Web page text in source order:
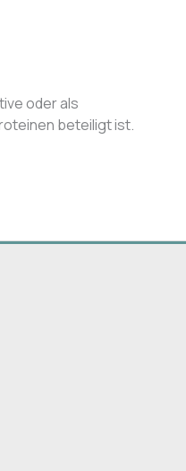
oder als
beteiligt ist.